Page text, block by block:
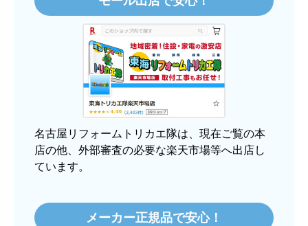
【注文からどのくらいで届きましたか？】
3日程で届きました。発送作業が早かったです。
【その他感想・コメント】
大手ネットショップよりも結構安いところで買う
のは不安でしたが、発送もかなり早くて、梱包も
丁寧でした。
2025年12月24日 21:44
名古屋リフォームトリカエ隊は、現在ご覧の本
店の他、外部審査の必要な楽天市場等へ出店し
ています。
メーカー正規品で安心！